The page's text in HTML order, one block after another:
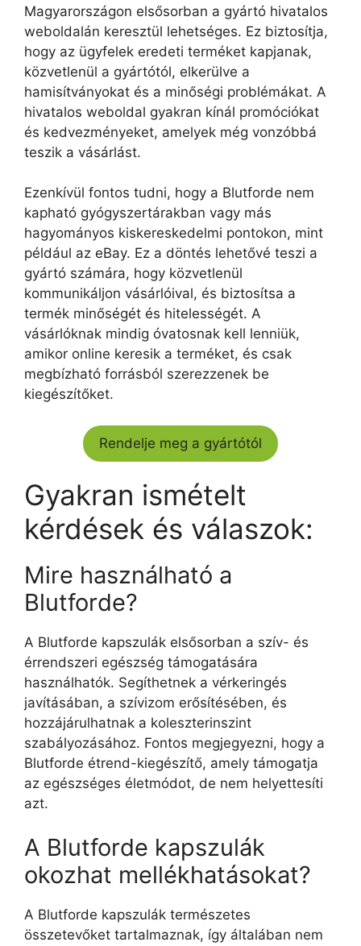
Magyarországon elsősorban a gyártó hivatalos
weboldalán keresztül lehetséges. Ez biztosítja,
hogy az ügyfelek eredeti terméket kapjanak,
közvetlenül a gyártótól, elkerülve a
hamisítványokat és a minőségi problémákat. A
hivatalos weboldal gyakran kínál promóciókat
és kedvezményeket, amelyek még vonzóbbá
teszik a vásárlást.
Ezenkívül fontos tudni, hogy a Blutforde nem
kapható gyógyszertárakban vagy más
hagyományos kiskereskedelmi pontokon, mint
például az eBay. Ez a döntés lehetővé teszi a
gyártó számára, hogy közvetlenül
kommunikáljon vásárlóival, és biztosítsa a
termék minőségét és hitelességét. A
vásárlóknak mindig óvatosnak kell lenniük,
amikor online keresik a terméket, és csak
megbízható forrásból szerezzenek be
kiegészítőket.
Rendelje meg a gyártótól
Gyakran ismételt
kérdések és válaszok:
Mire használható a
Blutforde?
A Blutforde kapszulák elsősorban a szív- és
érrendszeri egészség támogatására
használhatók. Segíthetnek a vérkeringés
javításában, a szívizom erősítésében, és
hozzájárulhatnak a koleszterinszint
szabályozásához. Fontos megjegyezni, hogy a
Blutforde étrend-kiegészítő, amely támogatja
az egészséges életmódot, de nem helyettesíti
azt.
A Blutforde kapszulák
okozhat mellékhatásokat?
A Blutforde kapszulák természetes
összetevőket tartalmaznak, így általában nem